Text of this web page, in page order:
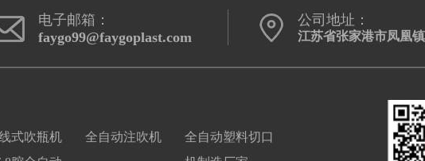
电子邮箱：
faygo99@faygoplast.com
公司地址：
江苏省张家港市凤凰
式吹瓶机
全自动注吹机
全自动塑料切口